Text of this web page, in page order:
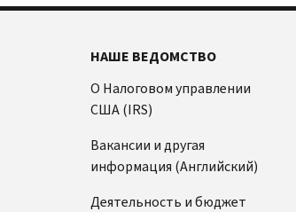
НАШЕ ВЕДОМСТВО
О Налоговом управлении
США (IRS)
Вакансии и другая
информация (Английский)
Деятельность и бюджет